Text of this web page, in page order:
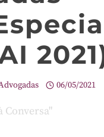
06/05/2021